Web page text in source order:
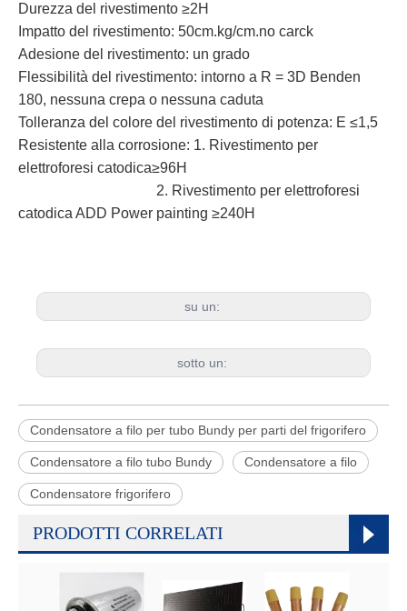
Durezza del rivestimento ≥2H
Impatto del rivestimento: 50cm.kg/cm.no carck
Adesione del rivestimento: un grado
Flessibilità del rivestimento: intorno a R = 3D Benden
180, nessuna crepa o nessuna caduta
Tolleranza del colore del rivestimento di potenza: E ≤1,5
Resistente alla corrosione: 1. Rivestimento per
elettroforesi catodica≥96H
2. Rivestimento per elettroforesi
catodica ADD Power painting ≥240H
su un:
sotto un:
Condensatore a filo per tubo Bundy per parti del frigorifero
Condensatore a filo tubo Bundy Condensatore a filo
Condensatore frigorifero
PRODOTTI CORRELATI